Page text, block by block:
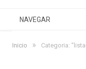
NAVEGAR
Inicio » Categoria: